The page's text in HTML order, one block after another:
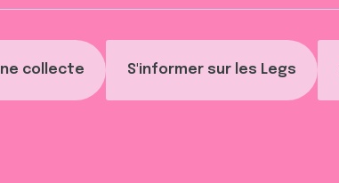
collecte S'informer sur les Legs